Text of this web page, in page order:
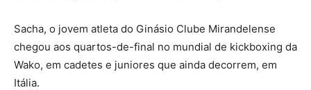
Sacha, o jovem atleta do Ginásio Clube Mirandelense
chegou aos quartos-de-final no mundial de kickboxing da
Wako, em cadetes e juniores que ainda decorrem, em
Itália.